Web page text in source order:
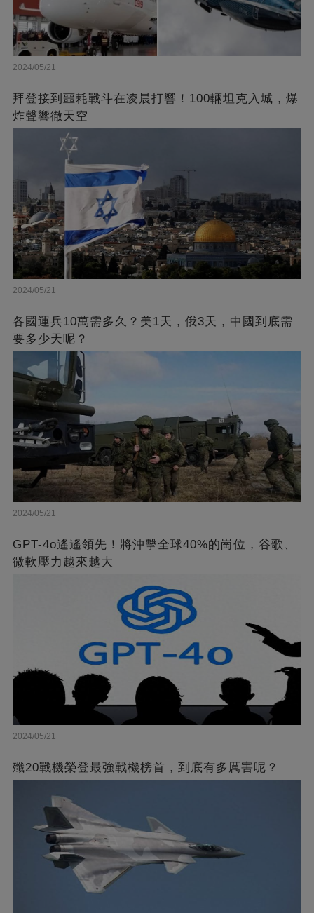
2024/05/21
拜登接到噩耗戰斗在凌晨打響！100輛坦克入城，爆
炸聲響徹天空
2024/05/21
各國運兵10萬需多久？美1天，俄3天，中國到底需
要多少天呢？
2024/05/21
GPT-4o遙遙領先！將沖擊全球40%的崗位，谷歌、
微軟壓力越來越大
2024/05/21
殲20戰機榮登最強戰機榜首，到底有多厲害呢？